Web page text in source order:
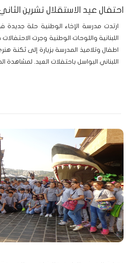
احتفال عيد الاستقلال تشرين الثاني
ارتدت مدرسة الإخاء الوطنية حلة جديدة
اللبنانية واللوحات الوطنية وجرت
اطفال وتلاميذ المدرسة بزيارة إلى ثكنة
اللبناني البواسل باحتفلات العيد. لمشاهدة